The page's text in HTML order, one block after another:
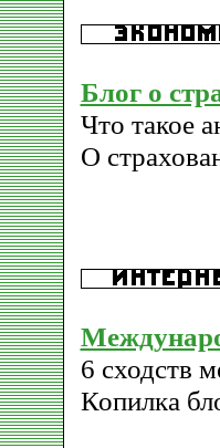
Блог о
Что такое
О
6 сходств
Копилка